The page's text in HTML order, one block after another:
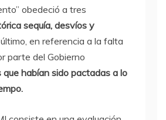
obedeció a tres
sequía, desvíos y
en referencia a la falta
parte del Gobierno
que habían sido pactadas a lo